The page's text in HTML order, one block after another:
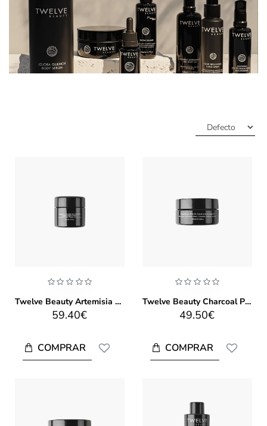
Twelve Beauty Artemisia Power Protection Moisturiser SPF 50
59.40€
COMPRAR
Twelve Beauty Charcoal Peace Calming Cleanser 100ml
49.50€
COMPRAR